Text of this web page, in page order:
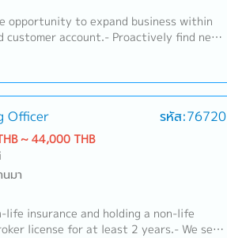
opportunity to expand business within
customer account.- Proactively find new
regular (weekly) customer
sales activities and related service
customs brokerage, warehouse, cross-
etc.- Prepare, handle and
rates, and inquiries.- Conduct
monthly meetings to instruct the
on newly acquired business.- Prepare
reports: opportunity pipeline
planning report, sales visit report,
and other related reports.- Follow
Officer รหัส:76720
~ 44,000 THB
มา
for at least 2 years.- We sell